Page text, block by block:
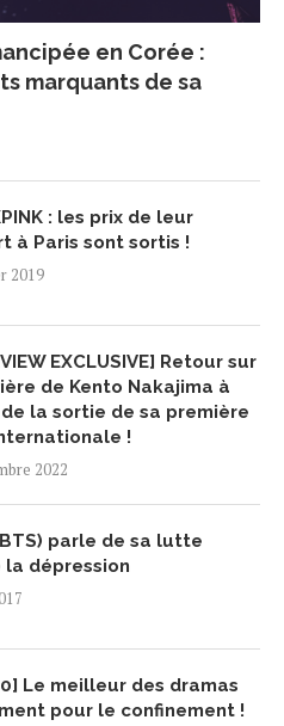
en Corée :
marquants de sa
: les prix de leur
à Paris sont sortis !
2019
EXCLUSIVE] Retour sur
de Kento Nakajima à
de la sortie de sa première
!
2022
parle de sa lutte
la dépression
Le meilleur des dramas
pour le confinement !